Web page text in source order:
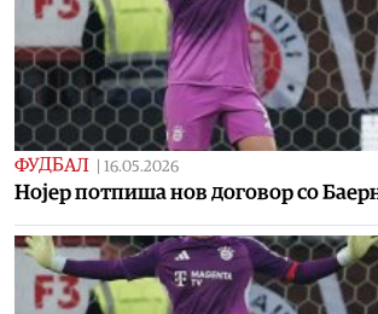
ФУДБАЛ | 16.05.2026
Нојер потпиша нов договор со